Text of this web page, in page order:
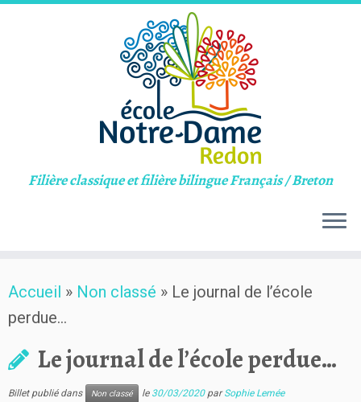
to
content
Filière classique et filière bilingue Français / Breton
Accueil » Non classé » Le journal de l’école
perdue…
Le journal de l’école perdue…
Billet publié dans Non classé le 30/03/2020 parSophie Lemée